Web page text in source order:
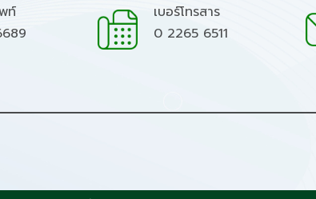
ท์
เบอร์โทรสาร
0 2265 6511